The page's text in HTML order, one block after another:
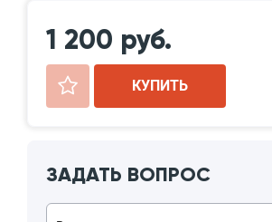
1 200 руб.
+ КУПИТЬ
ЗАДАТЬ ВОПРОС